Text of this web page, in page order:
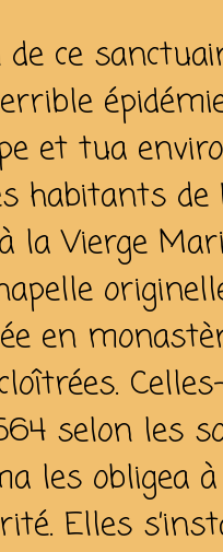
ce
et tua
habitants
la Vierge
en
selon les
les obligea
Elles